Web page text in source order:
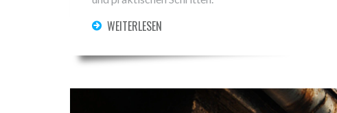
WEITERLESEN